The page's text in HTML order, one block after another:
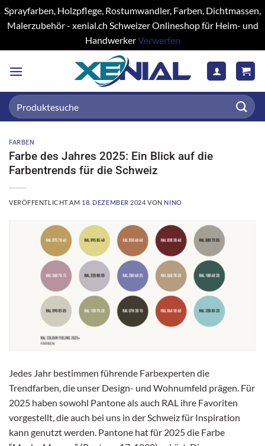
Sprayfarben, Holzpflege, Rostumwandler, Farben, Dichtmassen,
Malerzubehör - xenial.ch Schweizer Onlineshop für Heim- und
HandwerkerVerwerfen
Inhalt
Suchen
nach:
FARBEN
Farbe des Jahres 2025: Ein Blick auf die
Farbentrends für die Schweiz
VERÖFFENTLICHT AM 18. DEZEMBER 2024VON NINO
Jedes Jahr bestimmen führende Farbexperten die
Trendfarben, die unser Design- und Wohnumfeld prägen. Für
2025 haben sowohl Pantone als auch RAL ihre Favoriten
vorgestellt, die auch bei uns in der Schweiz für Inspiration
kann genutzt werden. Pantone hat für 2025 die Farbe